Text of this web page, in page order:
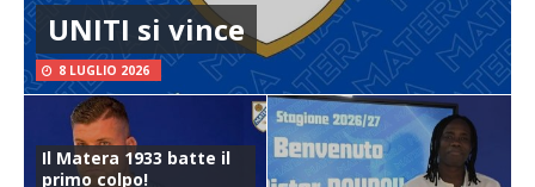
UNITI si vince
8 LUGLIO 2026
Il Matera 1933 batte il
primo colpo!